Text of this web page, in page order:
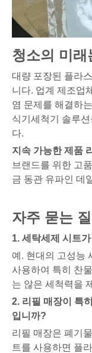
청소의 미
대량 포장된 플라
니다. 업계 제조업
염 문제를 해결하
식기세척기 솔루
다.
지속 가능한 제품
브랜드를 위한 고
금 동관 유파인 데
자주 묻는
1. 세탁세제 시트
예. 현대의 고성능
사용하여 특히 찬
는 않은 세척력을
2. 리필 매장이 특
입니까?
리필 매장은 폐기
트를 사용하면 플